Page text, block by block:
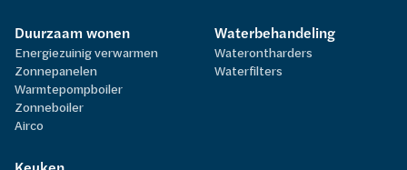
Duurzaam wonen
Energiezuinig verwarmen
Zonnepanelen
Warmtepompboiler
Zonneboiler
Airco
Waterbehandeling
Waterontharders
Waterfilters